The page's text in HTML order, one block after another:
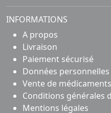
INFORMATIONS
A propos
Livraison
Paiement sécurisé
Données personnelles
Vente de
Conditions générales
Mentions légales